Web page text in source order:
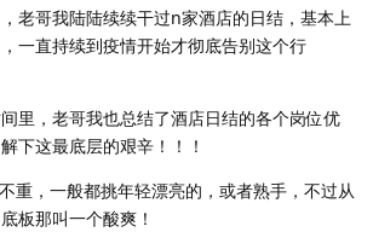
老哥我陆陆续续干过n家酒店的日结，基本上
一直持续到疫情开始才彻底告别这个行
里，老哥我也总结了酒店日结的各个岗位优
下这最底层的艰辛！！！
重，一般都挑年轻漂亮的，或者熟手，不过从
板那叫一个酸爽！